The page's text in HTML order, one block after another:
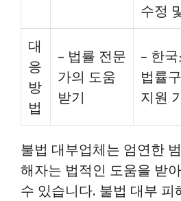
수정
대
응
방
법
– 법률 전문
가의 도움
받기
– 한
법률
지원
불법 대부업체는 엄연한
해자는 법적인 도움을 받
수 있습니다. 불법 대부 피